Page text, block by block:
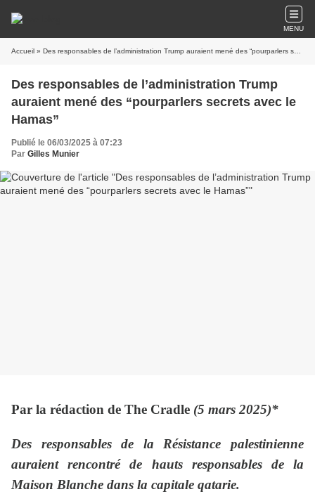
MENU
Accueil » Des responsables de l’administration Trump auraient mené des “pourparlers secrets avec le Hamas”
Des responsables de l’administration Trump
auraient mené des “pourparlers secrets avec le
Hamas”
Publié le 06/03/2025 à 07:23
Par Gilles Munier
Par la rédaction de The Cradle (5 mars 2025)*
Des responsables de la Résistance palestinienne
auraient rencontré de hauts responsables de la
Maison Blanche dans la capitale qatarie.